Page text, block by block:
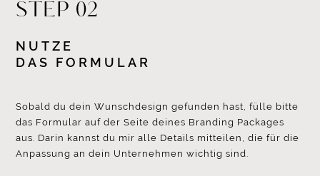
STEP 02
NUTZE
DAS FORMULAR
Sobald du dein Wunschdesign gefunden hast, fülle bitte
das Formular auf der Seite deines Branding Packages
aus. Darin kannst du mir alle Details mitteilen, die für die
Anpassung an dein Unternehmen wichtig sind.